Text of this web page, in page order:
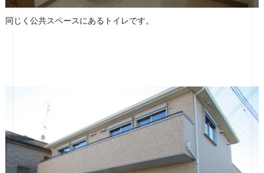
同じく公共スペースにあるトイレです。